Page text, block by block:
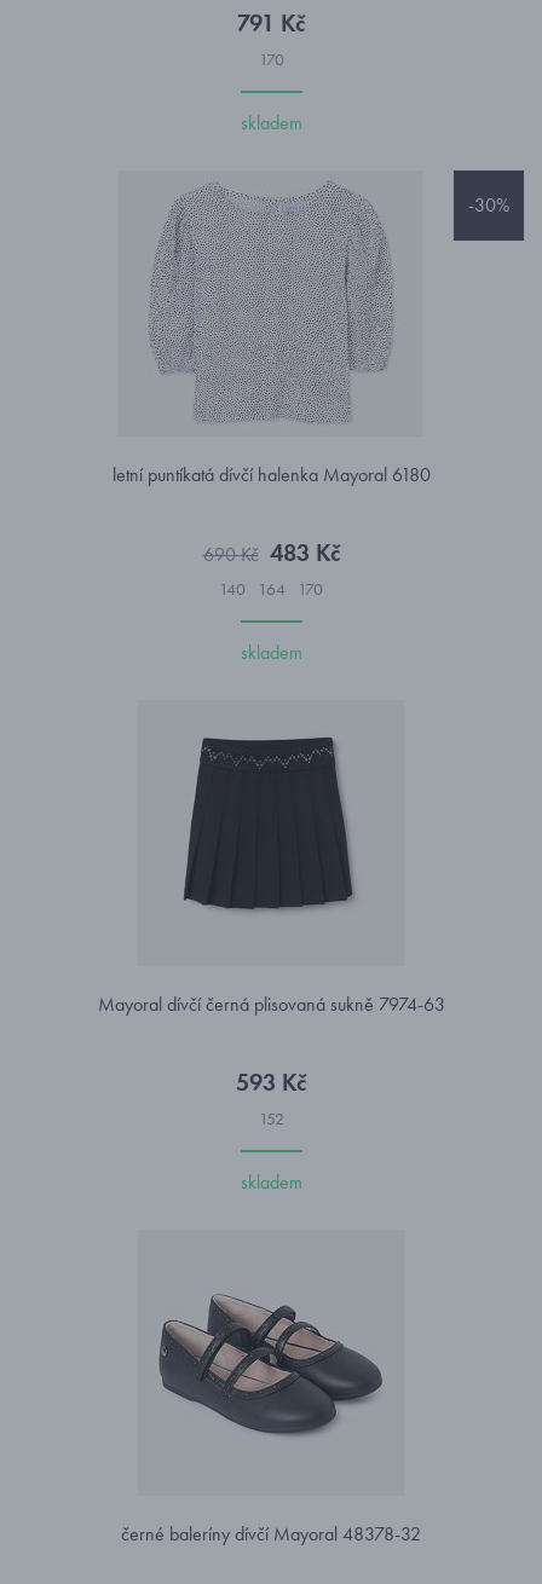
791 Kč
170
skladem
-30%
letní puntíkatá dívčí halenka Mayoral 6180
690 Kč 483 Kč
140 164 170
skladem
Mayoral dívčí černá plisovaná sukně 7974-63
593 Kč
152
skladem
černé baleríny dívčí Mayoral 48378-32